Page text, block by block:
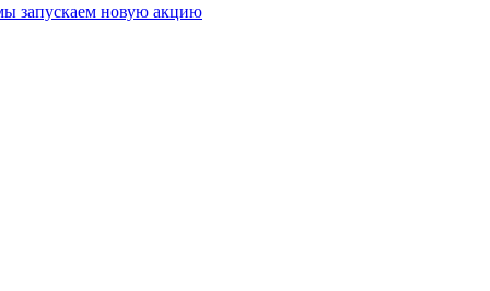
запускаем новую акцию